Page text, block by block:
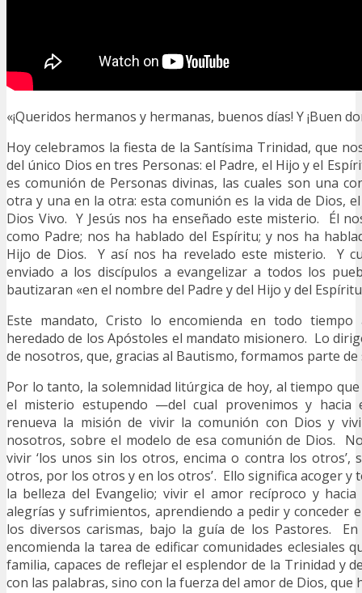
«¡Queridos hermanos y hermanas, buenos días! Y ¡Buen
Hoy celebramos la fiesta de la Santísima Trinidad, que
del único Dios en tres Personas: el Padre, el Hijo y el
es comunión de Personas divinas, las cuales son una
otra y una en la otra: esta comunión es la vida de Dios,
Dios Vivo. Y Jesús nos ha enseñado este misterio. Él
como Padre; nos ha hablado del Espíritu; y nos ha
Hijo de Dios. Y así nos ha revelado este misterio. Y
enviado a los discípulos a evangelizar a todos los
bautizaran «en el nombre del Padre y del Hijo y del
Este mandato, Cristo lo encomienda en todo
heredado de los Apóstoles el mandato misionero. Lo
de nosotros, que, gracias al Bautismo, formamos parte de
Por lo tanto, la solemnidad litúrgica de hoy, al tiempo
el misterio estupendo —del cual provenimos y hacia
renueva la misión de vivir la comunión con Dios y
nosotros, sobre el modelo de esa comunión de Dios.
vivir ‘los unos sin los otros, encima o contra los otros’,
otros, por los otros y en los otros’. Ello significa acoger y
la belleza del Evangelio; vivir el amor recíproco y
alegrías y sufrimientos, aprendiendo a pedir y conceder
los diversos carismas, bajo la guía de los Pastores.
encomienda la tarea de edificar comunidades eclesiales
familia, capaces de reflejar el esplendor de la Trinidad y
con las palabras, sino con la fuerza del amor de Dios, que